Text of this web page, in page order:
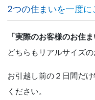
2つの住まいを一度
「実際のお客様のお住
どちらもリアルサイズの
お引越し前の２日間だ
ください。